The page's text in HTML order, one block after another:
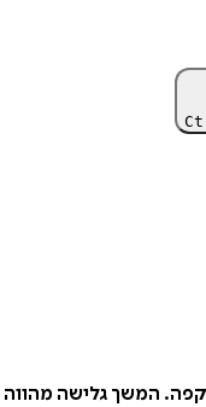
קפה. המשך גלישה מהווה